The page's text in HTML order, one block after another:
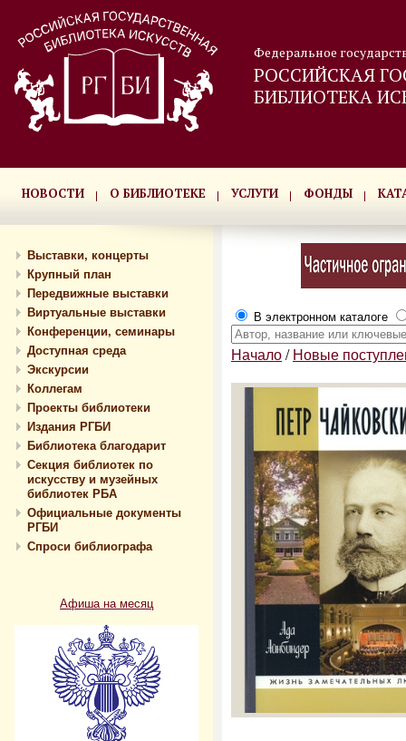
Федеральное
РОССИЙСКАЯ
БИБЛИОТЕКА
НОВОСТИ О БИБЛИОТЕКЕ УСЛУГИ ФОНДЫ
Выставки, концерты
Крупный план
Передвижные выставки
Виртуальные выставки
Конференции, семинары
Доступная среда
Экскурсии
Коллегам
Проекты библиотеки
Издания РГБИ
Библиотека благодарит
Секция библиотек по
искусству и музейных
библиотек РБА
Официальные документы
РГБИ
Спроси библиографа
Афиша на месяц
В электронном каталоге
Начало/ Новые